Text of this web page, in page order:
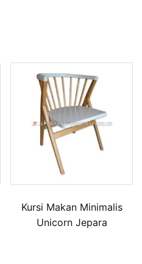
Kursi Makan Minimalis
Unicorn Jepara